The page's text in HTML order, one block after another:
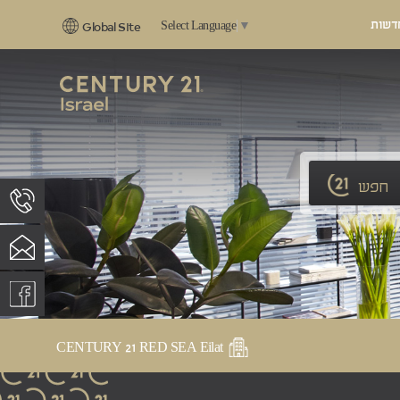
Select Language ▼
Global Site
חפש
CENTURY 21 RED SEA Eilat